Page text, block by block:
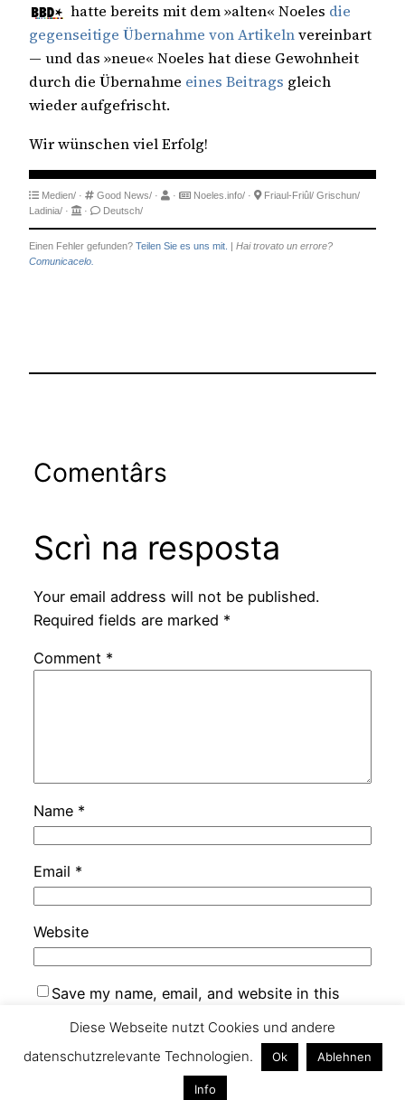
hatte bereits mit dem »alten« Noeles die
gegenseitige Übernahme von Artikelnvereinbart
— und das »neue« Noeles hat diese Gewohnheit
durch die Übernahme eines Beitrags gleich
wieder aufgefrischt.
Wir wünschen viel Erfolg!
Medien/ · Good News/ · · Noeles.info/ · Friaul-Friûl/ Grischun/
Ladinia/ · · Deutsch/
Einen Fehler gefunden? Teilen Sie es uns mit. | Hai trovato un errore?
Comunicacelo.
Comentârs
Scrì na resposta
Your email address will not be published.
Required fields are marked *
Comment *
Name *
Email *
Website
Save my name, email, and website in this
Diese Webseite nutzt Cookies und andere
datenschutzrelevante Technologien.
Ok Ablehnen
Info